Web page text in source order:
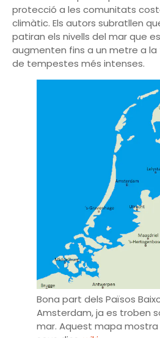
protecció a les comunitats
climàtic. Els autors subratllen
patiran els nivells del mar que
augmenten fins a un metre a
de tempestes més intenses.
Bona part dels Països
Amsterdam, ja es troben
mar. Aquest mapa mostra